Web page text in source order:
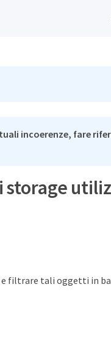
incoerenze, fare
e filtrare tali oggetti in